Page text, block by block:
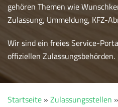
gehören Themen wie
Zulassung, Ummeldung, KFZ-
Wir sind ein freies Service-
offiziellen Zulassungsbehörden.
Startseite » Zulassungsstellen »